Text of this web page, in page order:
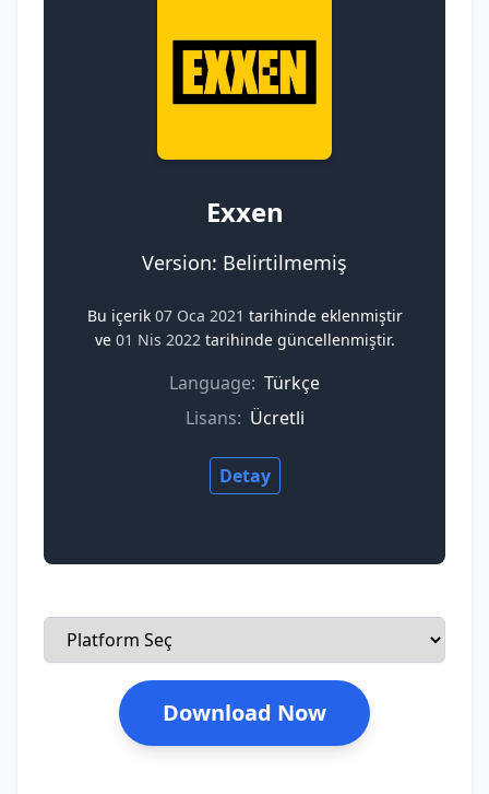
Exxen
Version: Belirtilmemiş
Bu içerik 07 Oca 2021 tarihinde eklenmiştir
ve 01 Nis 2022 tarihinde güncellenmiştir.
Language: Türkçe
Lisans: Ücretli
Detay
Download Now